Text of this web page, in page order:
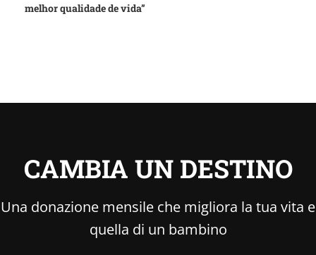
melhor qualidade de vida”
CAMBIA UN DESTINO
Una donazione mensile che migliora la tua vita e
quella di un bambino